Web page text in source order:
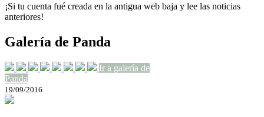
¡Si tu cuenta fué creada en la antigua web baja y lee las noticias
anteriores!
Galería de Panda
Ir a galería de
Panda
19/09/2016